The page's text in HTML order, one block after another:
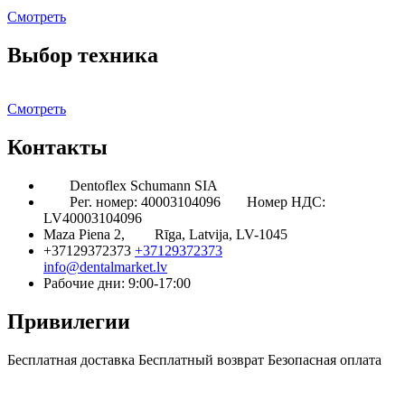
Смотреть
Выбор техника
Смотреть
Контакты
Dentoflex Schumann SIA
Рег. номер: 40003104096
Номер НДС:
LV40003104096
Maza Piena 2,
Rīga, Latvija, LV-1045
+37129372373 +37129372373
info@dentalmarket.lv
Рабочие дни: 9:00-17:00
Привилегии
Бесплатная доставка Бесплатный возврат Безопасная оплата